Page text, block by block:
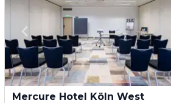
Mercure Hotel Köln West